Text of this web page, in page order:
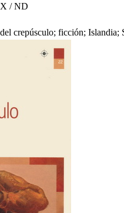
/ ND
crepúsculo; ficción; Islandia;